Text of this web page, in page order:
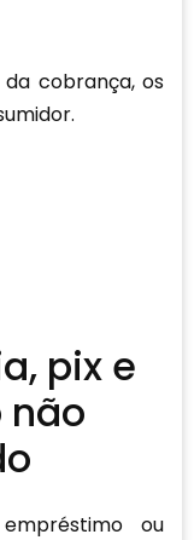
cobrança, os
pix e
ou